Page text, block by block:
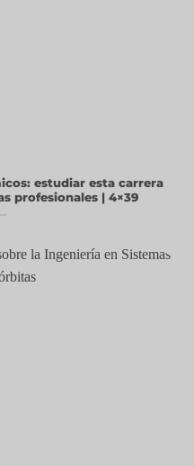
estudiar esta carrera
profesionales | 4×39